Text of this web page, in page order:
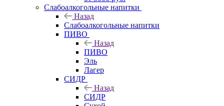
Слабоалкогольные напитки
Назад
Слабоалкогольные напитки
ПИВО
Назад
ПИВО
Эль
Лагер
СИДР
Назад
СИДР